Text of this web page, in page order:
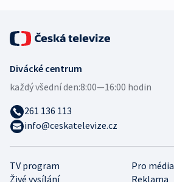
TV program
Pro média
Živé vysílání
Reklama
Divácké centrum
každý všední den:8:00—16:00 hodin
261 136 113
info@ceskatelevize.cz